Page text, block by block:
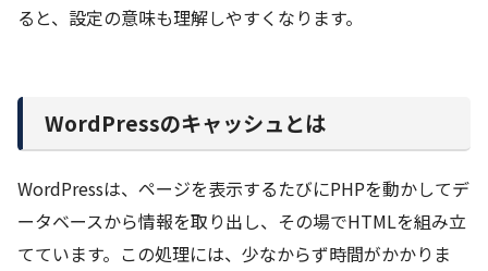
ると、設定の意味も理解しやすくなります。
WordPressのキャッシュとは
WordPressは、ページを表示するたびにPHPを動かしてデ
ータベースから情報を取り出し、その場でHTMLを組み立
てています。この処理には、少なからず時間がかかりま